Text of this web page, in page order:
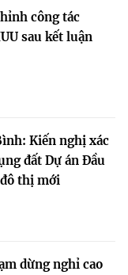
công tác
sau kết luận
Kiến nghị xác
đất Dự án Đầu
thị mới
dừng nghỉ cao